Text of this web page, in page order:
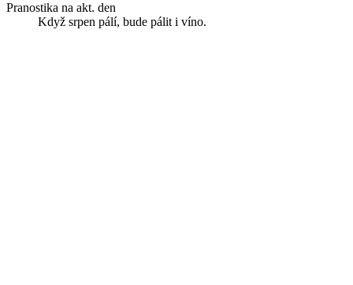
Pranostika na akt. den
Když srpen pálí, bude pálit i víno.